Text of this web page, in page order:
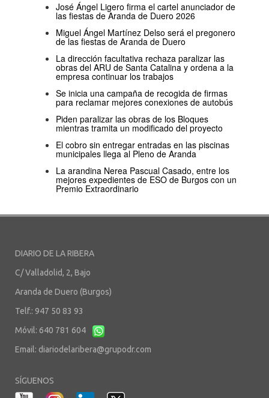
José Ángel Ligero firma el cartel anunciador de
las fiestas de Aranda de Duero 2026
Miguel Ángel Martínez Delso será el pregonero
de las fiestas de Aranda de Duero
La dirección facultativa rechaza paralizar las
obras del ARU de Santa Catalina y ordena a la
empresa continuar los trabajos
Se inicia una campaña de recogida de firmas
para reclamar mejores conexiones de autobús
Piden paralizar las obras de los Bloques
mientras tramita un modificado del proyecto
El cobro sin entregar entradas en las piscinas
municipales llega al Pleno de Aranda
La arandina Nerea Pascual Casado, entre los
mejores expedientes de ESO de Burgos con un
Premio Extraordinario
DIARIO DE LA RIBERA
C/ Valladolid, 2, Bajo
Aranda de Duero (Burgos)
Telf.: 947 50 83 93
Móvil: 640 781 604
Email: diariodelaribera@grupodr.com
SÍGUENOS